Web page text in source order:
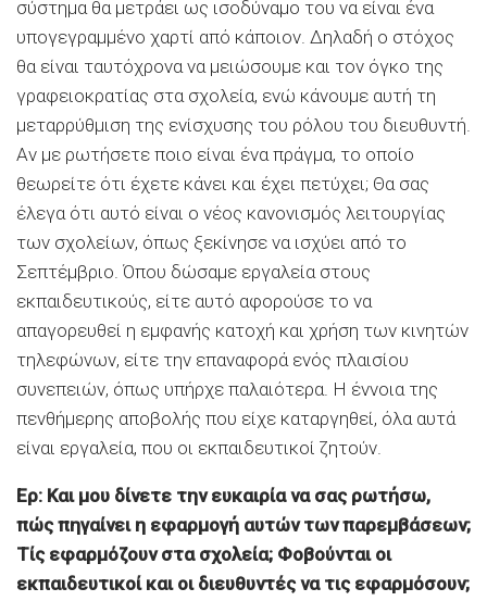
σύστημα θα μετράει ως ισοδύναμο του να είναι ένα
υπογεγραμμένο χαρτί από κάποιον. Δηλαδή ο στόχος
θα είναι ταυτόχρονα να μειώσουμε και τον όγκο της
γραφειοκρατίας στα σχολεία, ενώ κάνουμε αυτή τη
μεταρρύθμιση της ενίσχυσης του ρόλου του διευθυντή.
Αν με ρωτήσετε ποιο είναι ένα πράγμα, το οποίο
θεωρείτε ότι έχετε κάνει και έχει πετύχει; Θα σας
έλεγα ότι αυτό είναι ο νέος κανονισμός λειτουργίας
των σχολείων, όπως ξεκίνησε να ισχύει από το
Σεπτέμβριο. Όπου δώσαμε εργαλεία στους
εκπαιδευτικούς, είτε αυτό αφορούσε το να
απαγορευθεί η εμφανής κατοχή και χρήση των κινητών
τηλεφώνων, είτε την επαναφορά ενός πλαισίου
συνεπειών, όπως υπήρχε παλαιότερα. Η έννοια της
πενθήμερης αποβολής που είχε καταργηθεί, όλα αυτά
είναι εργαλεία, που οι εκπαιδευτικοί ζητούν.
Ερ: Και μου δίνετε την ευκαιρία να σας ρωτήσω,
πώς πηγαίνει η εφαρμογή αυτών των παρεμβάσεων;
Τίς εφαρμόζουν στα σχολεία; Φοβούνται οι
εκπαιδευτικοί και οι διευθυντές να τις εφαρμόσουν;